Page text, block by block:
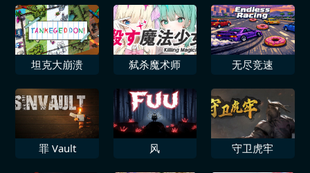
坦克大崩溃 弑杀魔术师 无尽竞速
罪 Vault 风 守卫虎牢